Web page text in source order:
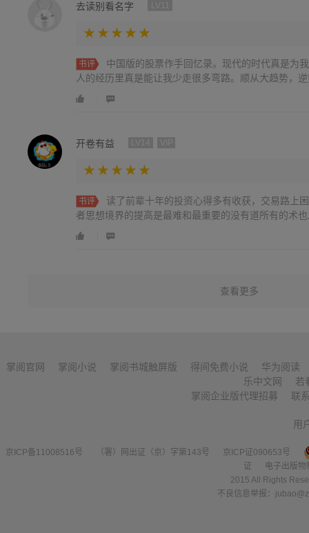
去读别看名字
书评
中国版的股票作手回忆录。现代的时代真是为
人的经历里真是能让我少走很多弯路。顺从大趋势，
开卷有益
书评
读了前辈十年的投资心得多有收获，交易路上
者思想境界的提高是最难和最重要的没有道所有的术
查看更多
掌阅官网 掌阅小说 掌阅书城触屏版 得间免费小说
华为阅读
乐中文网
若
掌阅企业版代理招募
联
用
京ICP备11008516号 （署）网出证（京）字第143号
京ICP证090653号
证
电子出版
2015 All Rights
不良信息举报：